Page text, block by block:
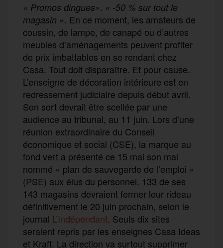
« Promos dingues». « -50 % sur tout le
magasin ». En ce moment, les amateurs de
coussin, de lampe, de canapé ou d’autres
meubles d’aménagements peuvent profiter
de prix imbattables en se rendant chez
Casa. Tout doit disparaître. Et pour cause.
L’enseigne de décoration intérieure est en
redressement judiciaire depuis début avril.
Son sort devrait être scellée par une
audience au tribunal, au 11 juin. Lors d’une
réunion extraordinaire du Conseil
économique et social (CSE), la marque au
fond vert a présenté ce 15 mai son mal
nommé « plan de sauvegarde de l’emploi »
(PSE) aux élus du personnel. 133 de ses
143 magasins devraient fermer leur rideau
définitivement le 20 juin prochain, selon le
journal L’Indépendant. Seuls dix sites
seraient repris par les enseignes Casa Ideas
et Kraft. La direction va surtout supprimer